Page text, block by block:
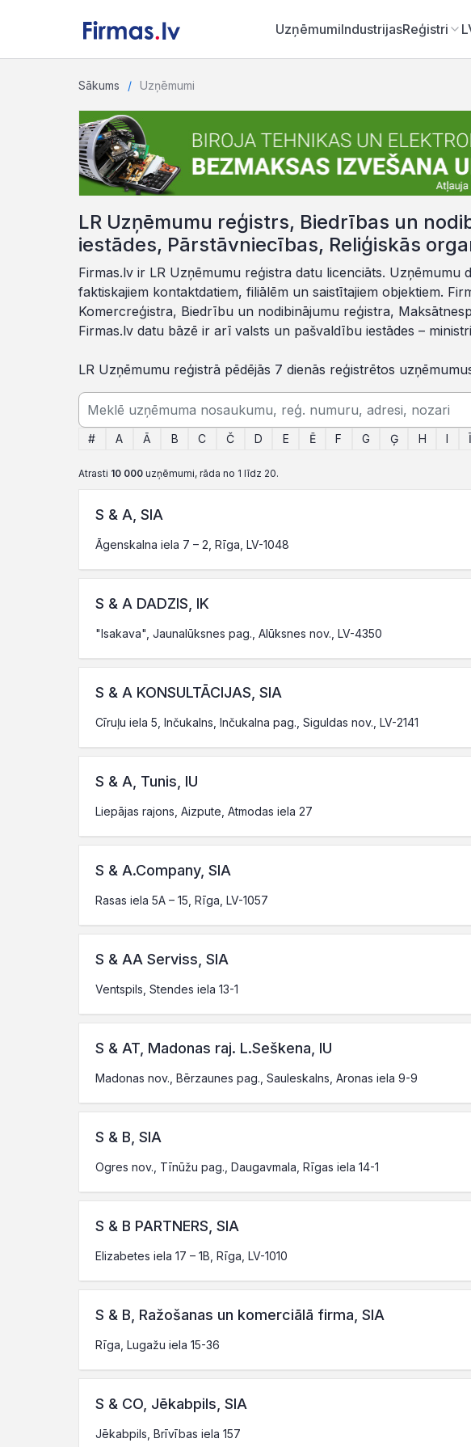
UzņēmumiIndustrijasReģistri
Sākums Uzņēmumi
LR Uzņēmumu reģistrs, Biedrības un
iestādes, Pārstāvniecības, Reliģiskās
Firmas.lv ir LR Uzņēmumu reģistra datu licenciāts.
faktiskajiem kontaktdatiem, filiālēm un saistītajiem objektiem.
Komercreģistra, Biedrību un nodibinājumu reģistra,
Firmas.lv datu bāzē ir arī valsts un pašvaldību iestādes –
LR Uzņēmumu reģistrā pēdējās 7 dienās reģistrētos
# A Ā B C Č D E Ē F G Ģ H I Ī
Atrasti 10 000 uzņēmumi, rāda no 1 līdz 20.
S & A, SIA
Āgenskalna iela 7 – 2, Rīga, LV-1048
S & A DADZIS, IK
"Isakava", Jaunalūksnes pag., Alūksnes nov., LV-4350
S & A KONSULTĀCIJAS, SIA
Cīruļu iela 5, Inčukalns, Inčukalna pag., Siguldas nov., LV-2141
S & A, Tunis, IU
Liepājas rajons, Aizpute, Atmodas iela 27
S & A.Company, SIA
Rasas iela 5A – 15, Rīga, LV-1057
S & AA Serviss, SIA
Ventspils, Stendes iela 13-1
S & AT, Madonas raj. L.Seškena, IU
Madonas nov., Bērzaunes pag., Sauleskalns, Aronas iela 9-9
S & B, SIA
Ogres nov., Tīnūžu pag., Daugavmala, Rīgas iela 14-1
S & B PARTNERS, SIA
Elizabetes iela 17 – 1B, Rīga, LV-1010
S & B, Ražošanas un komerciālā firma, SIA
Rīga, Lugažu iela 15-36
S & CO, Jēkabpils, SIA
Jēkabpils, Brīvības iela 157